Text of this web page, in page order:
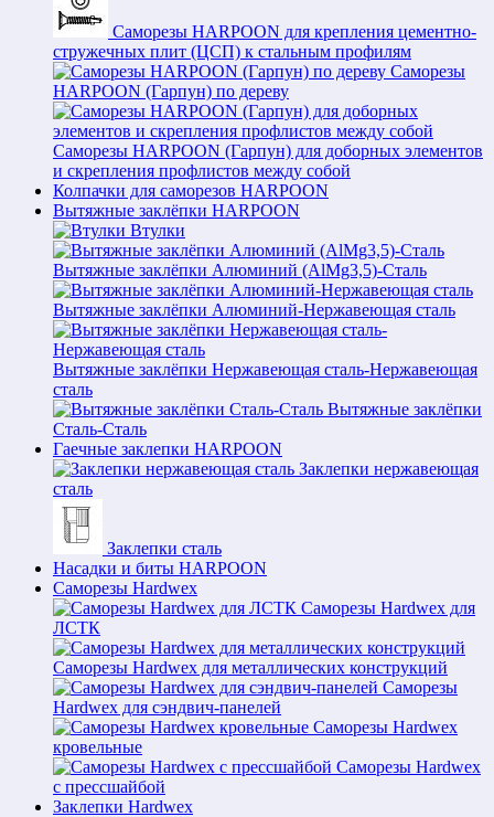
Саморезы HARPOON для крепления цементно-
стружечных плит (ЦСП) к стальным профилям
Саморезы
HARPOON (Гарпун) по дереву
Саморезы HARPOON (Гарпун) для доборных элементов
и скрепления профлистов между собой
Колпачки для саморезов HARPOON
Вытяжные заклёпки HARPOON
Втулки
Вытяжные заклёпки Алюминий (AlMg3,5)-Сталь
Вытяжные заклёпки Алюминий-Нержавеющая сталь
Вытяжные заклёпки Нержавеющая сталь-Нержавеющая
сталь
Вытяжные заклёпки
Сталь-Сталь
Гаечные заклепки HARPOON
Заклепки нержавеющая
сталь
Заклепки сталь
Насадки и биты HARPOON
Саморезы Hardwex
Саморезы Hardwex для
ЛСТК
Саморезы Hardwex для металлических конструкций
Саморезы
Hardwex для сэндвич-панелей
Саморезы Hardwex
кровельные
Саморезы Hardwex
с прессшайбой
Заклепки Hardwex